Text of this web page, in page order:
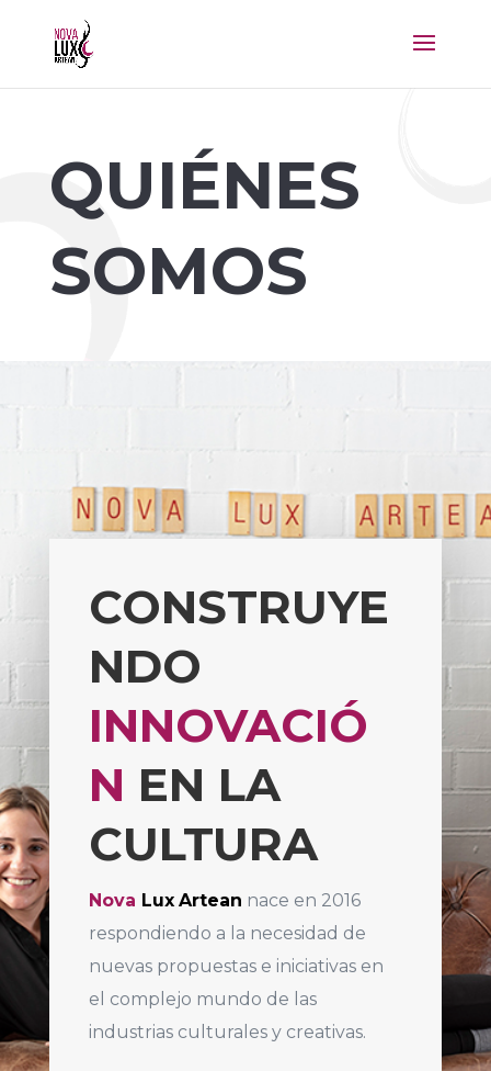
QUIÉNES
SOMOS
CONSTRUYE
NDO
INNOVACIÓ
N EN LA
CULTURA
Nova Lux Artean nace en 2016
respondiendo a la necesidad de
nuevas propuestas e iniciativas en
el complejo mundo de las
industrias culturales y creativas.